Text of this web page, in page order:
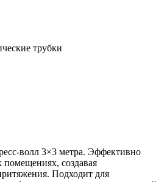
трубки
волл 3×3 метра. Эффективно
помещениях, создавая
Подходит для